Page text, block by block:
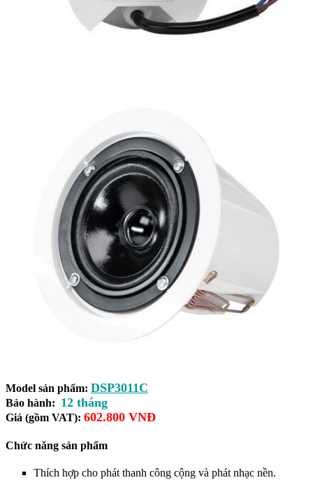
Model sản phẩm: DSP3011C
Bảo hành: 12 tháng
Giá (gồm VAT): 602.800 VNĐ
Chức năng sản phẩm
Thích hợp cho phát thanh công cộng và phát nhạc nền.